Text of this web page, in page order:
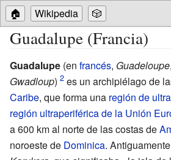
🏠 Wikipedia 🎲
Guadalupe (Francia)
Guadalupe (en francés, Guadeloupe
Gwadloup) es un archipiélago de
Caribe, que forma una región de
región ultraperiférica de la Unión
a 600 km al norte de las costas de
noroeste de Dominica.